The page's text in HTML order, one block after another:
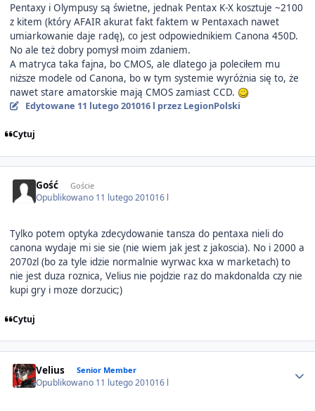
Pentaxy i Olympusy są świetne, jednak Pentax K-X kosztuje ~2100
z kitem (który AFAIR akurat fakt faktem w Pentaxach nawet
umiarkowanie daje radę), co jest odpowiednikiem Canona 450D.
No ale też dobry pomysł moim zdaniem.
A matryca taka fajna, bo CMOS, ale dlatego ja poleciłem mu
niższe modele od Canona, bo w tym systemie wyróżnia się to, że
nawet stare amatorskie mają CMOS zamiast CCD.
Edytowane 11 lutego 201016 l przez LegionPolski
Cytuj
Gość Goście
Opublikowano 11 lutego 201016 l
Tylko potem optyka zdecydowanie tansza do pentaxa nieli do
canona wydaje mi sie sie (nie wiem jak jest z jakoscia). No i 2000 a
2070zl (bo za tyle idzie normalnie wyrwac kxa w marketach) to
nie jest duza roznica, Velius nie pojdzie raz do makdonalda czy nie
kupi gry i moze dorzucic;)
Cytuj
Velius Senior Member
Opublikowano 11 lutego 201016 l